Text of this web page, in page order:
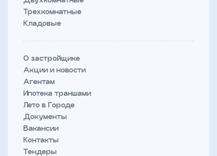
Трехкомнатные
Кладовые
О застройщике
Акции и новости
Агентам
Ипотека траншами
Лето в Городе
Документы
Вакансии
Контакты
Тендеры